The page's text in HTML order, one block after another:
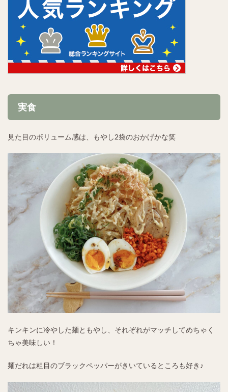
実食
見た目のボリューム感は、もやし2袋のおかげかな笑
キンキンに冷やした麺ともやし、それぞれがマッチしてめちゃく
ちゃ美味しい！
麺だれは粗目のブラックペッパーがきいているところも好き♪